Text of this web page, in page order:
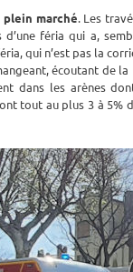
plein marché. Les
féria qui a,
qui n’est pas la
écoutant de
dans les arènes
tout au plus 3 à